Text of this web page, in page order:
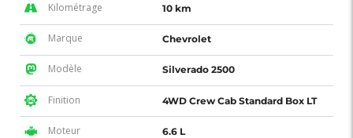
Kilométrage 10 km
Marque Chevrolet
Modèle Silverado 2500
Finition 4WD Crew Cab Standard Box LT
Moteur 6.6 L